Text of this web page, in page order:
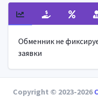
Обменник не
заявки
Copyright © 2023-2026